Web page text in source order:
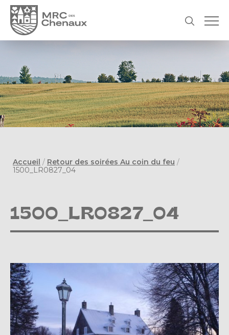
Accueil / Retour des soirées Au coin du feu /
1500_LR0827_04
1500_LR0827_04